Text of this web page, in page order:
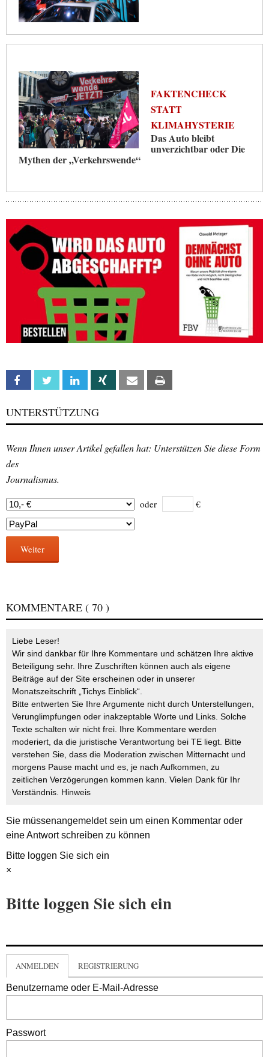
FAKTENCHECK
STATT
KLIMAHYSTERIE
Das Auto bleibt
unverzichtbar oder Die
Mythen der „Verkehrswende“
Facebook Twitter Linkedin Xing Email
UNTERSTÜTZUNG
Wenn Ihnen unser Artikel gefallen hat: Unterstützen Sie diese Form
des
Journalismus.
oder €
Weiter
KOMMENTARE ( 70 )
Liebe Leser!
Wir sind dankbar für Ihre Kommentare und schätzen Ihre aktive
Beteiligung sehr. Ihre Zuschriften können auch als eigene
Beiträge auf der Site erscheinen oder in unserer
Monatszeitschrift „Tichys Einblick“.
Bitte entwerten Sie Ihre Argumente nicht durch Unterstellungen,
Verunglimpfungen oder inakzeptable Worte und Links. Solche
Texte schalten wir nicht frei. Ihre Kommentare werden
moderiert, da die juristische Verantwortung bei TE liegt. Bitte
verstehen Sie, dass die Moderation zwischen Mitternacht und
morgens Pause macht und es, je nach Aufkommen, zu
zeitlichen Verzögerungen kommen kann. Vielen Dank für Ihr
Verständnis. Hinweis
Sie müssenangemeldetsein um einen Kommentar oder
eine Antwort schreiben zu können
Bitte loggen Sie sich ein
×
Bitte loggen Sie sich ein
ANMELDEN REGISTRIERUNG
Benutzername oder E-Mail-Adresse
Passwort